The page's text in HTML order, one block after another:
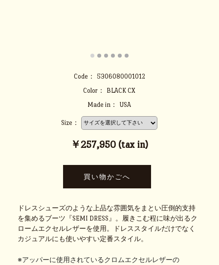
Code：
5306080001012
Color：
BLACK CX
Made in：
USA
Size：
￥257,950 (tax in)
ドレスシューズのような上品な雰囲気をまとい圧倒的支持
を集めるブーツ『SEMI DRESS』。履きこむ程に味が出るク
ロームエクセルレザーを使用。ドレススタイルだけでなく
カジュアルにも使いやすい定番スタイル。
※アッパーに使用されているクロムエクセルレザーの